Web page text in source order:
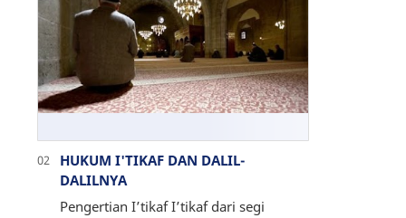
semakin m…
HUKUM I'TIKAF DAN DALIL-
DALILNYA
Pengertian I’tikaf I’tikaf dari segi